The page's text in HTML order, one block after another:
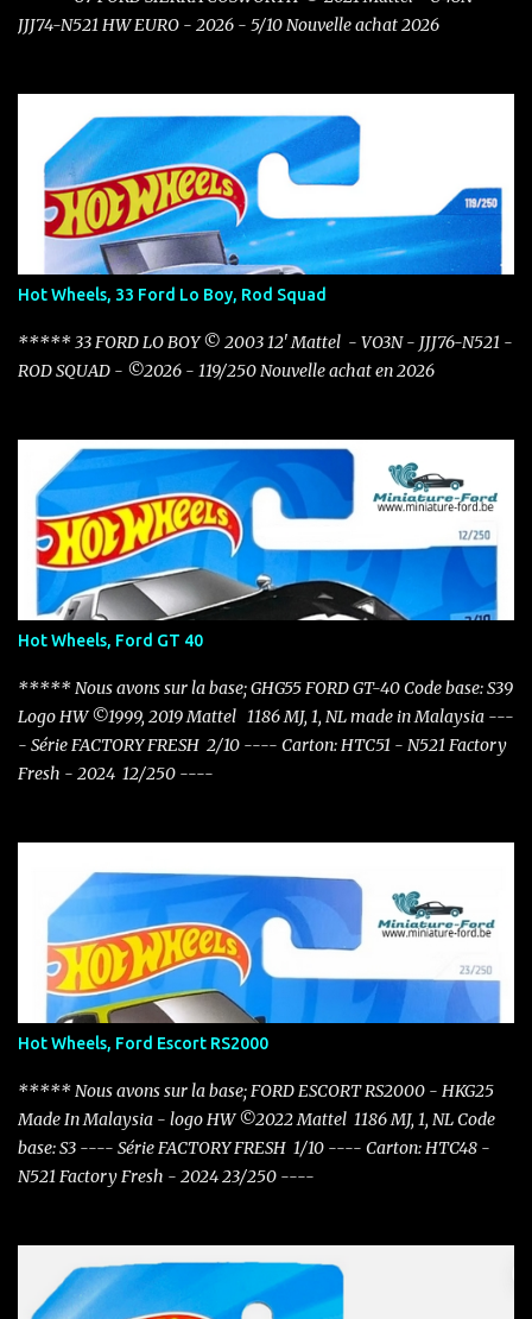
JJJ74-N521 HW EURO - 2026 - 5/10 Nouvelle achat 2026
Hot Wheels, 33 Ford Lo Boy, Rod Squad
***** 33 FORD LO BOY © 2003 12' Mattel - VO3N - JJJ76-N521 -
ROD SQUAD - ©2026 - 119/250 Nouvelle achat en 2026
Hot Wheels, Ford GT 40
***** Nous avons sur la base; GHG55 FORD GT-40 Code base: S39
Logo HW ©1999, 2019 Mattel 1186 MJ, 1, NL made in Malaysia ---
- Série FACTORY FRESH 2/10 ---- Carton: HTC51 - N521 Factory
Fresh - 2024 12/250 ----
Hot Wheels, Ford Escort RS2000
***** Nous avons sur la base; FORD ESCORT RS2000 - HKG25
Made In Malaysia - logo HW ©2022 Mattel 1186 MJ, 1, NL Code
base: S3 ---- Série FACTORY FRESH 1/10 ---- Carton: HTC48 -
N521 Factory Fresh - 2024 23/250 ----